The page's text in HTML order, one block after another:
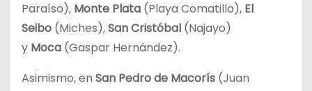
Paraíso), Monte Plata (Playa Comatillo), El
Seibo (Miches),San Cristóbal (Najayo)
y Moca (Gaspar Hernández).
Asimismo, en San Pedro de Macorís (Juan